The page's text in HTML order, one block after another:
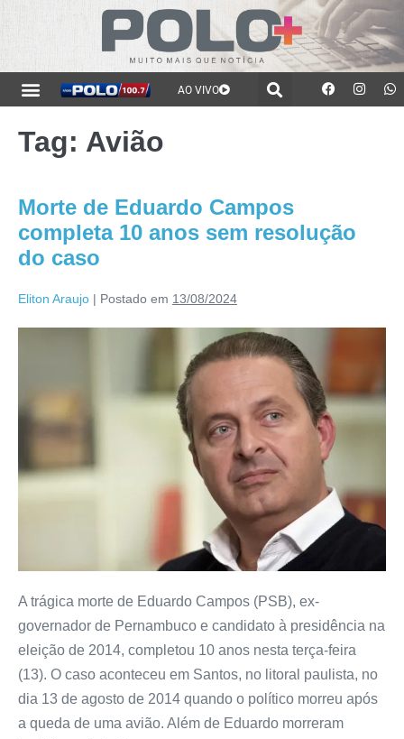
AO VIVO
Tag: Avião
Morte de Eduardo Campos
completa 10 anos sem resolução
do caso
Eliton Araujo | Postado em 13/08/2024
A trágica morte de Eduardo Campos (PSB), ex-
governador de Pernambuco e candidato à presidência na
eleição de 2014, completou 10 anos nesta terça-feira
(13). O caso aconteceu em Santos, no litoral paulista, no
dia 13 de agosto de 2014 quando o político morreu após
a queda de uma avião. Além de Eduardo morreram